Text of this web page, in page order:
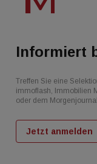
Informiert
Treffen Sie eine
immoflash, Immobilien
oder dem Morgenjournal
Jetzt anmelden